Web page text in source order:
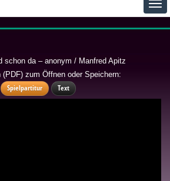
schon da – anonym / Manfred Apitz
(PDF) zum Öffnen oder Speichern:
Spielpartitur Text